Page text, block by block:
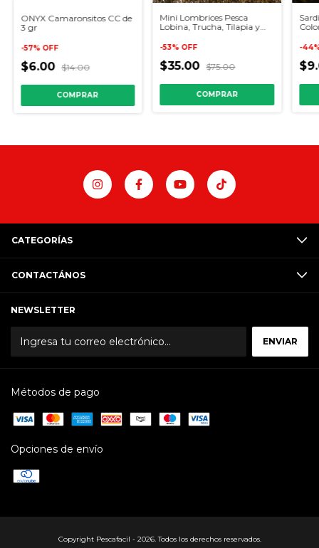
ONYX Camaronsitos CC de
3 gr
-57% OFF
$6.00 $14.00
COMPRAR
Mini Lombrices Pesca
Lobina, Trucha, Tilapia y
-53% OFF
$35.00 $75.00
-44
CATEGORÍAS
CONTACTÁNOS
NEWSLETTER
Métodos de pago
Opciones de envío
Copyright Pescafacil - 2026. Todos los derechos reservados.